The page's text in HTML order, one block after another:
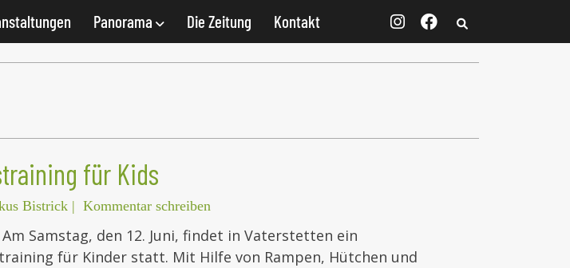
Panorama Die Zeitung Kontakt
für Kids
Bistrick | Kommentar schreiben
Samstag, den 12. Juni, findet in Vaterstetten ein
für Kinder statt. Mit Hilfe von Rampen, Hütchen und